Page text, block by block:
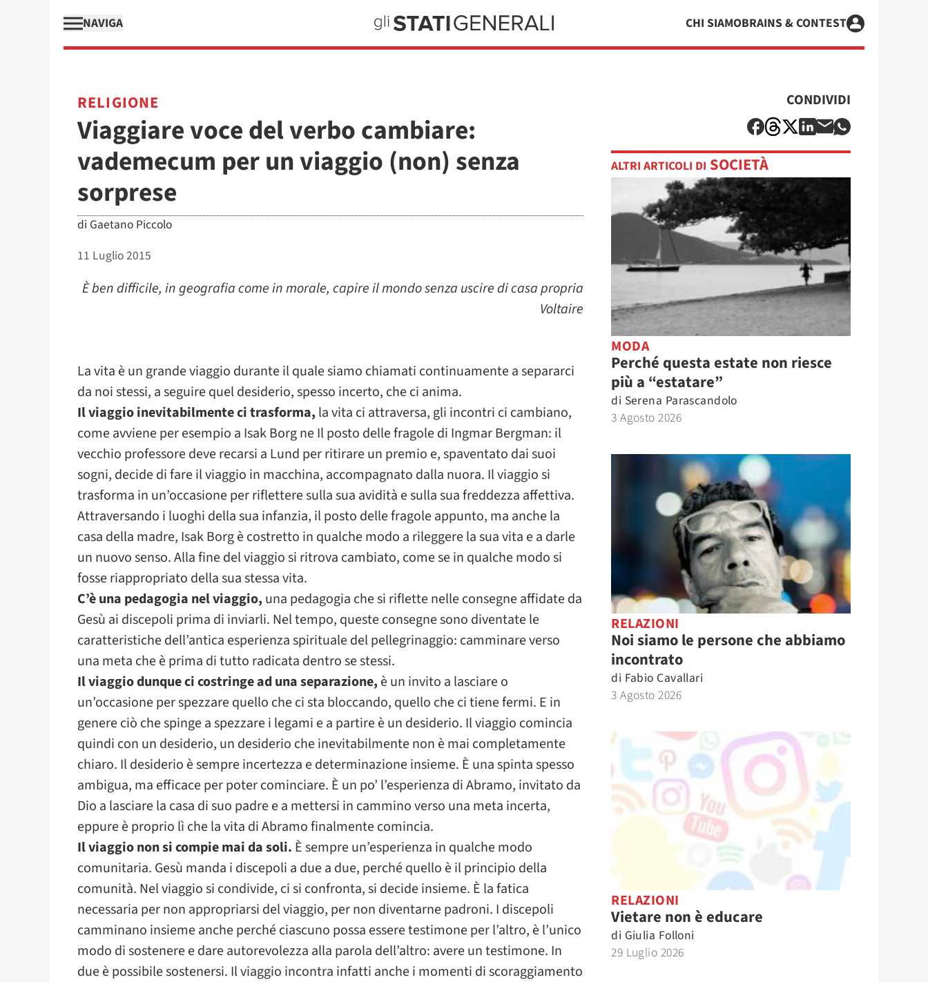
NAVIGA CHI SIAMOBRAINS & CONTEST
RELIGIONE
Viaggiare voce del verbo cambiare:
vademecum per un viaggio (non) senza
sorprese
di Gaetano Piccolo
11 Luglio 2015
È ben difficile, in geografia come in morale,capire il mondo senza uscire di casa propria
Voltaire
La vita è un grande viaggio durante il quale siamo chiamati continuamente a separarci
da noi stessi, a seguire quel desiderio, spesso incerto, che ci anima.
Il viaggio inevitabilmente ci trasforma, la vita ci attraversa, gli incontri ci cambiano,
come avviene per esempio a Isak Borg ne Il posto delle fragole di Ingmar Bergman: il
vecchio professore deve recarsi a Lund per ritirare un premio e, spaventato dai suoi
sogni, decide di fare il viaggio in macchina, accompagnato dalla nuora. Il viaggio si
trasforma in un’occasione per riflettere sulla sua avidità e sulla sua freddezza affettiva.
Attraversando i luoghi della sua infanzia, il posto delle fragole appunto, ma anche la
casa della madre, Isak Borg è costretto in qualche modo a rileggere la sua vita e a darle
un nuovo senso. Alla fine del viaggio si ritrova cambiato, come se in qualche modo si
fosse riappropriato della sua stessa vita.
C’è una pedagogia nel viaggio, una pedagogia che si riflette nelle consegne affidate da
Gesù ai discepoli prima di inviarli. Nel tempo, queste consegne sono diventate le
caratteristiche dell’antica esperienza spirituale del pellegrinaggio: camminare verso
una meta che è prima di tutto radicata dentro se stessi.
Il viaggio dunque ci costringe ad una separazione, è un invito a lasciare o
un’occasione per spezzare quello che ci sta bloccando, quello che ci tiene fermi. E in
genere ciò che spinge a spezzare i legami e a partire è un desiderio. Il viaggio comincia
quindi con un desiderio, un desiderio che inevitabilmente non è mai completamente
chiaro. Il desiderio è sempre incertezza e determinazione insieme. È una spinta spesso
ambigua, ma efficace per poter cominciare. È un po’ l’esperienza di Abramo, invitato da
Dio a lasciare la casa di suo padre e a mettersi in cammino verso una meta incerta,
eppure è proprio lì che la vita di Abramo finalmente comincia.
Il viaggio non si compie mai da soli. È sempre un’esperienza in qualche modo
comunitaria. Gesù manda i discepoli a due a due, perché quello è il principio della
comunità. Nel viaggio si condivide, ci si confronta, si decide insieme. È la fatica
necessaria per non appropriarsi del viaggio, per non diventarne padroni. I discepoli
camminano insieme anche perché ciascuno possa essere testimone per l’altro, è l’unico
modo di sostenere e dare autorevolezza alla parola dell’altro: avere un testimone. In
due è possibile sostenersi. Il viaggio incontra infatti anche i momenti di scoraggiamento
CONDIVIDI
ALTRI ARTICOLI DI SOCIETÀ
MODA
Perché questa estate non riesce
più a “estatare”
di Serena Parascandolo
3 Agosto 2026
RELAZIONI
Noi siamo le persone che abbiamo
incontrato
di Fabio Cavallari
3 Agosto 2026
RELAZIONI
Vietare non è educare
di Giulia Folloni
29 Luglio 2026